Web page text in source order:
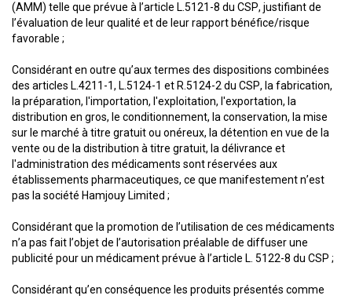
(AMM) telle que prévue à l’article L.5121-8 du CSP, justifiant de
l’évaluation de leur qualité et de leur rapport bénéfice/risque
favorable ;
Considérant en outre qu’aux termes des dispositions combinées
des articles L.4211-1, L.5124-1 et R.5124-2 du CSP, la fabrication,
la préparation, l'importation, l'exploitation, l'exportation, la
distribution en gros, le conditionnement, la conservation, la mise
sur le marché à titre gratuit ou onéreux, la détention en vue de la
vente ou de la distribution à titre gratuit, la délivrance et
l'administration des médicaments sont réservées aux
établissements pharmaceutiques, ce que manifestement n’est
pas la société Hamjouy Limited ;
Considérant que la promotion de l’utilisation de ces médicaments
n’a pas fait l’objet de l’autorisation préalable de diffuser une
publicité pour un médicament prévue à l’article L. 5122-8 du CSP ;
Considérant qu’en conséquence les produits présentés comme